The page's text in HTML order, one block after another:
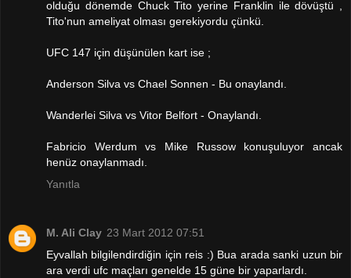
olduğu dönemde Chuck Tito yerine Franklin ile dövüştü ,
Tito'nun ameliyat olması gerekiyordu çünkü.
UFC 147 için düşünülen kart ise ;
Anderson Silva vs Chael Sonnen - Bu onaylandı.
Wanderlei Silva vs Vitor Belfort - Onaylandı.
Fabricio Werdum vs Mike Russow konuşuluyor ancak
henüz onaylanmadı.
Yanıtla
M. Ali Clay 23 Mart 2012 07:51
Eyvallah bilgilendirdiğin için reis :) Bua arada sanki uzun bir
ara verdi ufc maçları genelde 15 güne bir yaparlardı.